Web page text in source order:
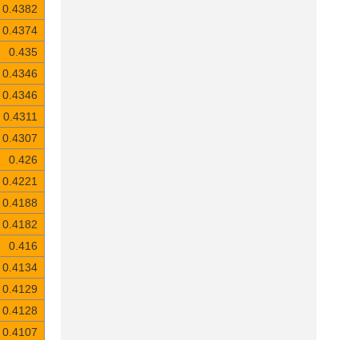
0.4382
0.4374
0.435
0.4346
0.4346
0.4311
0.4307
0.426
0.4221
0.4188
0.4182
0.416
0.4134
0.4129
0.4128
0.4107